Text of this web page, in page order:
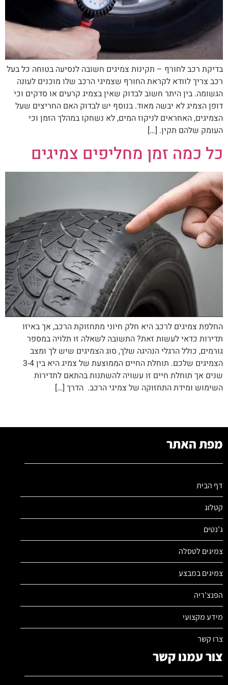
בדיקת רכב לחורף – תקינות צמיגים חשובה לנסיעה בטוחה כל בעל
רכב צריך לוודא לקראת החורף שצמיגי הרכב שלו מוכנים לעונה
הגשומה. בין היתר חשוב לבדוק שאין בצמיג קרעים או סדקים וכי
דופן הצמיג לא יבשה מאוד. בנוסף יש לבדוק האם החריצים שעל
הצמיגים, האחראים לניקוז המים, לא נשחקו במהלך הזמן וכי
העומק שלהם תקין. […]
כל כמה זמן מחליפים צמיגים
החלפת צמיגים לרכב היא חלק חיוני מתחזוקת הרכב, אך באיזו
תדירות כדאי לעשות זאת? התשובה לשאלה זו תלויה במספר
גורמים, כולל הרגלי הנהיגה שלך, סוג הצמיגים שיש לך ומצב
הצמיגים שלכם. תוחלת החיים הממוצעת של צמיג היא בין 3-4
שנים אך תוחלת חיים זו עשויה להשתנות בהתאם לתדירות
השימוש ומידת התחזוקה של צמיגי הרכב. הדרך […]
מפת האתר
דף הבית
קטלוג
ג'נטים
צמיגים לטסלה
צמיגים במבצע
הפנצ'ריה
מידע מקצועי
צרו קשר
צור עמנו קשר